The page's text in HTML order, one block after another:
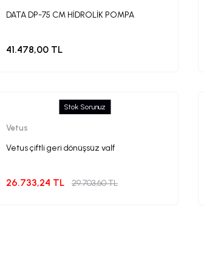
DATA DP-75 CM HİDROLİK POMPA
41.478,00 TL
Stok Sorunuz
Vetus
Vetus çiftli geri dönüşsüz valf
26.733,24 TL 29.703,60 TL